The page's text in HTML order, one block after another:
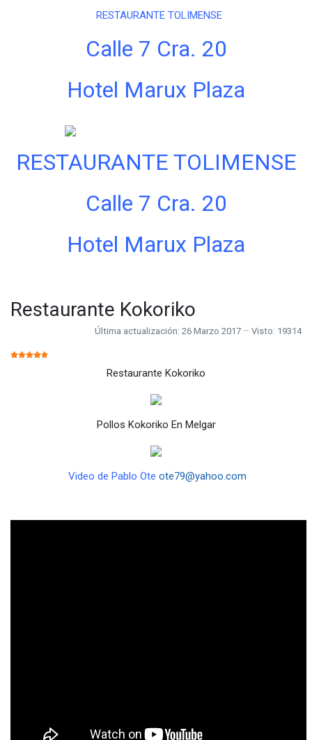
RESTAURANTE TOLIMENSE
Calle 7 Cra. 20
Hotel Marux Plaza
RESTAURANTE TOLIMENSE
Calle 7 Cra. 20
Hotel Marux Plaza
Restaurante Kokoriko
Última actualización: 26 Marzo 2017 Visto: 19314
RATIO:5/5
Restaurante Kokoriko
Pollos Kokoriko En Melgar
Video de Pablo Ote ote79@yahoo.com